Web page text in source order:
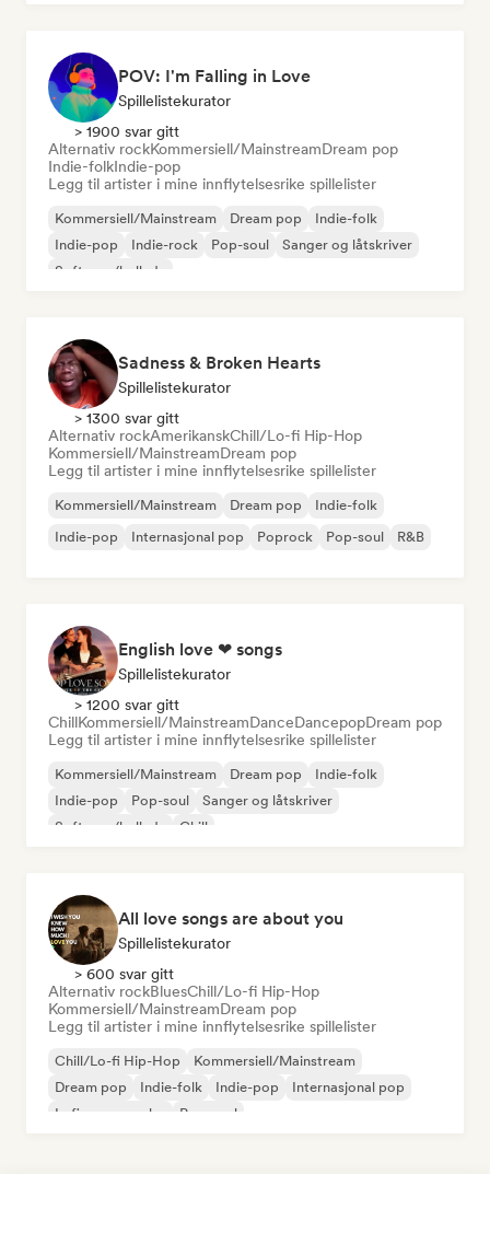
POV: I'm Falling in Love
Spillelistekurator
> 1900 svar gitt
Alternativ rockKommersiell/MainstreamDream pop
Indie-folkIndie-pop
Legg til artister i mine innflytelsesrike spillelister
Kommersiell/Mainstream Dream pop
Indie-folk
Indie-pop
Indie-rock Pop-soul
Sanger og låtskriver
Soft pop/ballade
Sadness & Broken Hearts
Spillelistekurator
> 1300 svar gitt
Alternativ rockAmerikanskChill/Lo-fi Hip-Hop
Kommersiell/MainstreamDream pop
Legg til artister i mine innflytelsesrike spillelister
Kommersiell/Mainstream Dream pop
Indie-folk
Indie-pop
Internasjonal pop Poprock Pop-soul R&B
English love ❤ songs
Spillelistekurator
> 1200 svar gitt
ChillKommersiell/MainstreamDanceDancepopDream pop
Legg til artister i mine innflytelsesrike spillelister
Kommersiell/Mainstream Dream pop
Indie-folk
Indie-pop
Pop-soul
Sanger og låtskriver
Soft pop/ballade
Chill
All love songs are about you
Spillelistekurator
> 600 svar gitt
Alternativ rockBluesChill/Lo-fi Hip-Hop
Kommersiell/MainstreamDream pop
Legg til artister i mine innflytelsesrike spillelister
Chill/Lo-fi Hip-Hop
Kommersiell/Mainstream
Dream pop
Indie-folk Indie-pop
Internasjonal pop
Lofi-soveværelse
Pop-soul